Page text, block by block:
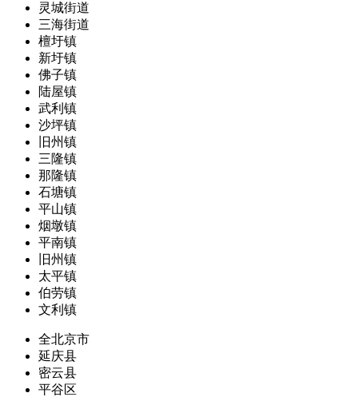
灵城街道
三海街道
檀圩镇
新圩镇
佛子镇
陆屋镇
武利镇
沙坪镇
旧州镇
三隆镇
那隆镇
石塘镇
平山镇
烟墩镇
平南镇
旧州镇
太平镇
伯劳镇
文利镇
全北京市
延庆县
密云县
平谷区